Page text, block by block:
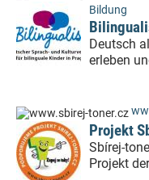
Bildung
Deutsch
erleben
Projekt
Sbírej-
Projekt